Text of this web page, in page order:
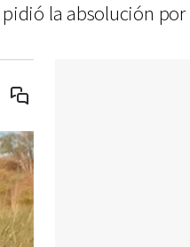
la absolución